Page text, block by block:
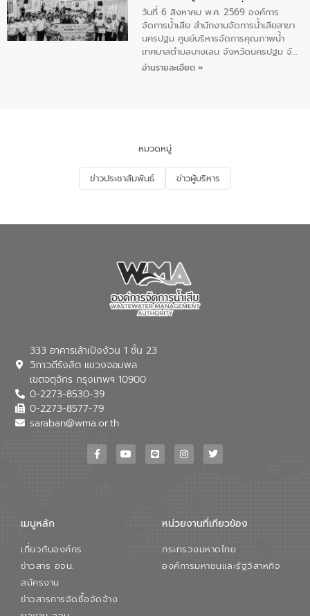
คุณภาพน้ำเทศบาลตำบลราไวย์ นำโดยนาย
น้อย แก้วเศษ ผู้จัดการสำนักงานจัดการน้ำ
เสียสาขาภูเก็ต พร้อมด้วยเจ้าหน้าที่ จำนวน
5 คน ร่วมทำกิจกรรม ทำความสะอาด
ชายหาดและแหล่งท่องเที่ยว ณ บริเวณ
แก้ไขปัญหาน้ำเสียอย่างยั่งยืน
วันที่ 6 สิงหาคม พ.ศ. 2569 องค์การ
จัดการน้ำเสีย สำนักงานจัดการน้ำเสียสาขา
นครปฐม ศูนย์บริหารจัดการคุณภาพน้ำ
เทศบาลตำบลบางเลน จังหวัดนครปฐม จัด
กิจกรรมภายใต้โครงการส่งเสริมความรู้และ
จัดการน้ำเสียและสร้างจิตสำนึกในการ
อนุรักษ์สิ่งแวดล้อม ในหัวข้อ “น้ำเสียชุมชน
และการบำบัดน้ำเสียเบื้องต้น” โดยให้ความรู้
เกี่ยวกับสาเหตุและผลกระทบของน้ำเสีย
ณ เทศบาลตำบลบางเลน จังหวัดนครปฐม
อ่านรายละเอียด »
หมวดหมู่
ข่าวประชาสัมพันธ์ ข่าวผู้บริหาร
333 อาคารเล้าเป้งง้วน 1 ชั้น 23
วิภาวดีรังสิต แขวงจอมพล
เขตจตุจักร กรุงเทพฯ 10900
0-2273-8530-39
0-2273-8577-79
saraban@wma.or.th
เมนูหลัก
เกี่ยวกับองค์กร
ข่าวสาร อจน.
สมัครงาน
ข่าวสารการจัดซื้อจัดจ้าง
หน่วยงานที่เกียวข้อง
กระทรวงมหาดไทย
องค์การมหาชนและรัฐวิสาหกิจ